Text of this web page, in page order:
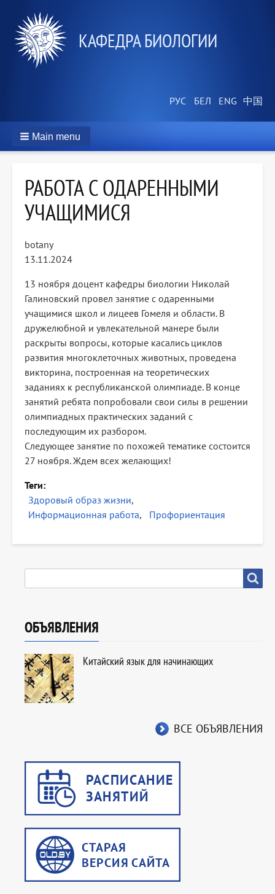
КАФЕДРА БИОЛОГИИ
Main menu
РАБОТА С ОДАРЕННЫМИ
УЧАЩИМИСЯ
botany
13.11.2024
13 ноября доцент кафедры биологии Николай
Галиновский провел занятие с одаренными
учащимися школ и лицеев Гомеля и области. В
дружелюбной и увлекательной манере были
раскрыты вопросы, которые касались циклов
развития многоклеточных животных, проведена
викторина, построенная на теоретических
заданиях к республиканской олимпиаде. В конце
занятий ребята попробовали свои силы в решении
олимпиадных практических заданий с
последующим их разбором.
Следующее занятие по похожей тематике состоится
27 ноября. Ждем всех желающих!
Теги
Здоровый образ жизни
Информационная работа
Профориентация
ОБЪЯВЛЕНИЯ
Китайский язык для начинающих
ВСЕ ОБЪЯВЛЕНИЯ